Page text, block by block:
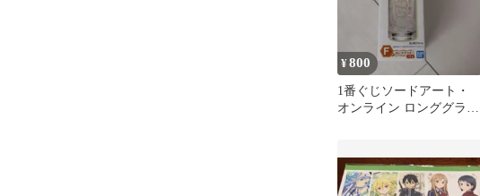
¥800
1番ぐじソードアート・
オンライン ロンググラス